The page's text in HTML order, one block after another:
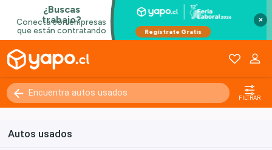
×
FILTRAR
Autos usados